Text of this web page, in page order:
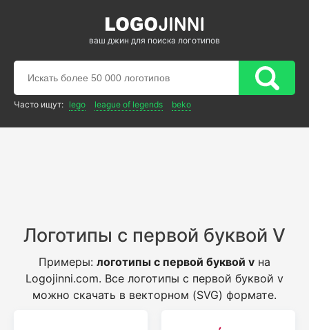
ваш джин для поиска логотипов
Часто ищут: lego league of legends beko
Логотипы с первой буквой V
Примеры: логотипы с первой буквой v на
Logojinni.com. Все логотипы с первой буквой v
можно скачать в векторном (SVG) формате.